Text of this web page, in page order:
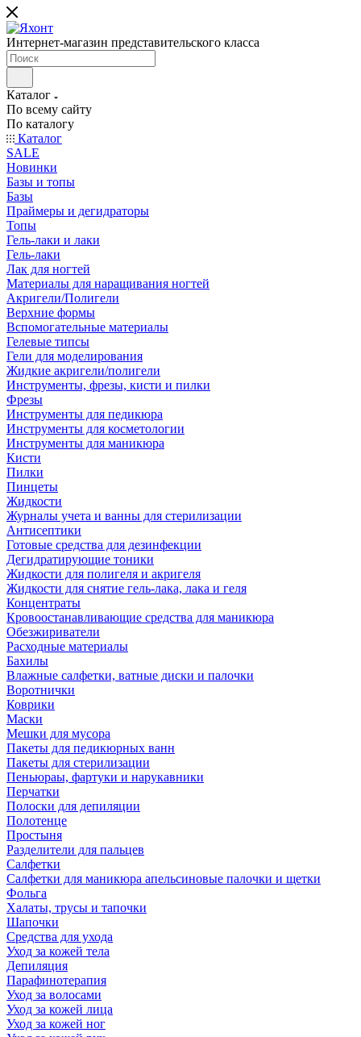
Интернет-магазин представительского класса
Каталог
По всему сайту
По каталогу
Каталог
SALE
Новинки
Базы и топы
Базы
Праймеры и дегидраторы
Топы
Гель-лаки и лаки
Гель-лаки
Лак для ногтей
Материалы для наращивания ногтей
Акригели/Полигели
Верхние формы
Вспомогательные материалы
Гелевые типсы
Гели для моделирования
Жидкие акригели/полигели
Инструменты, фрезы, кисти и пилки
Фрезы
Инструменты для педикюра
Инструменты для косметологии
Инструменты для маникюра
Кисти
Пилки
Пинцеты
Жидкости
Журналы учета и ванны для стерилизации
Антисептики
Готовые средства для дезинфекции
Дегидратирующие тоники
Жидкости для полигеля и акригеля
Жидкости для снятие гель-лака, лака и геля
Концентраты
Кровоостанавливающие средства для маникюра
Обезжириватели
Расходные материалы
Бахилы
Влажные салфетки, ватные диски и палочки
Воротнички
Коврики
Маски
Мешки для мусора
Пакеты для педикюрных ванн
Пакеты для стерилизации
Пеньюраы, фартуки и нарукавники
Перчатки
Полоски для депиляции
Полотенце
Простыня
Разделители для пальцев
Салфетки
Салфетки для маникюра апельсиновые палочки и щетки
Фольга
Халаты, трусы и тапочки
Шапочки
Средства для ухода
Уход за кожей тела
Депиляция
Парафинотерапия
Уход за волосами
Уход за кожей лица
Уход за кожей ног